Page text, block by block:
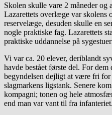
Skolen skulle vare 2 måneder og
Lazarettets overlæge var skolens
reservelæge, desuden skulle en
nogle praktiske fag. Lazarettets
praktiske uddannelse på
Vi var ca. 20 elever, deriblandt
havde bestået første del. For
begyndelsen dejligt at være fri
slagmarkens ligstank. Senere
kompagni; tonen og hele
end man var vant til fra infanteriet.